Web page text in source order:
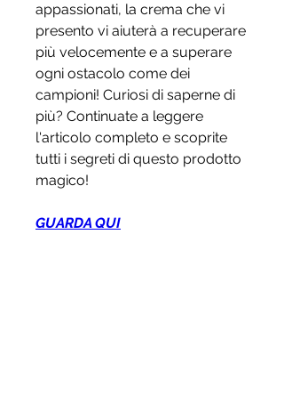
appassionati, la crema che vi
presento vi aiuterà a recuperare
più velocemente e a superare
ogni ostacolo come dei
campioni! Curiosi di saperne di
più? Continuate a leggere
l'articolo completo e scoprite
tutti i segreti di questo prodotto
magico!
GUARDA QUI